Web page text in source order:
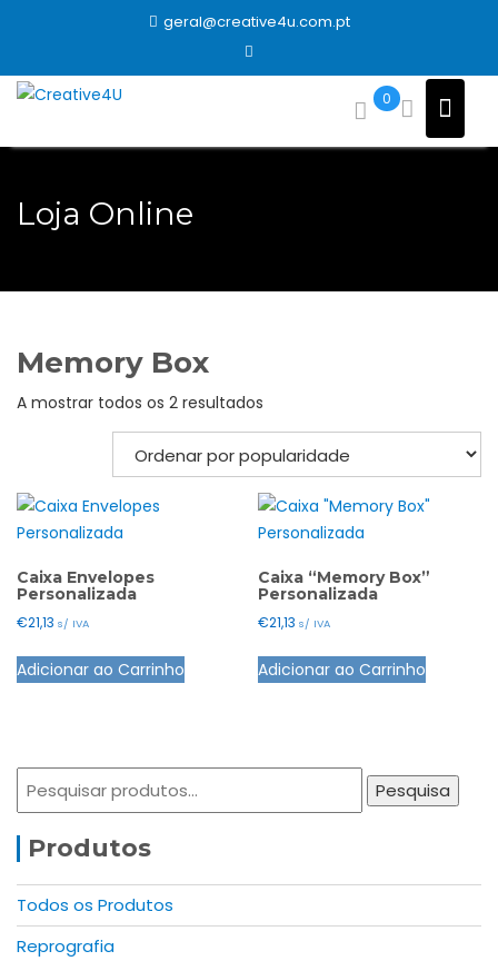
geral@creative4u.com.pt
0
Loja Online
Memory Box
A mostrar todos os 2 resultados
por
popularidade
Caixa Envelopes
Personalizada
€21,13 s/ IVA
Adicionar ao Carrinho
Caixa “Memory Box”
Personalizada
€21,13 s/ IVA
Adicionar ao Carrinho
Pesquisar
Pesquisa
Produtos
Todos os Produtos
Reprografia